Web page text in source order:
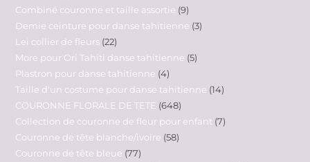
Combiné couronne et taille assortie 9
Demie ceinture pour danse tahitienne 3
Lei collier de fleurs 22
More pour Ori Tahiti danse tahitienne 5
Plastron pour danse tahitienne 4
Taille d'un costume pour danse tahitienne 14
COURONNE FLORALE DE TETE 648
Collection de couronne de fleur pour enfant 7
Couronne de tête blanche/ivoire 58
Couronne de tête bleue 77